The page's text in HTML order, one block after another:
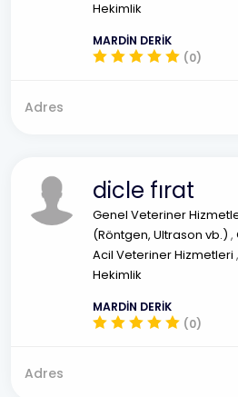
Hekimlik
MARDİN DERİK
(0)
Adres
dicle fırat
Genel Veteriner
(Röntgen, Ultrason vb.) ,
Acil Veteriner Hizmetleri ,
Hekimlik
MARDİN DERİK
(0)
Adres